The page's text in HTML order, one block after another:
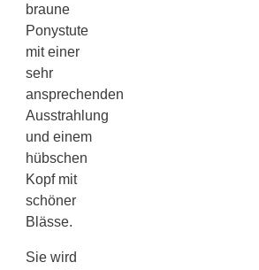
braune
Ponystute
mit einer
sehr
ansprechenden
Ausstrahlung
und einem
hübschen
Kopf mit
schöner
Blässe.
Sie wird